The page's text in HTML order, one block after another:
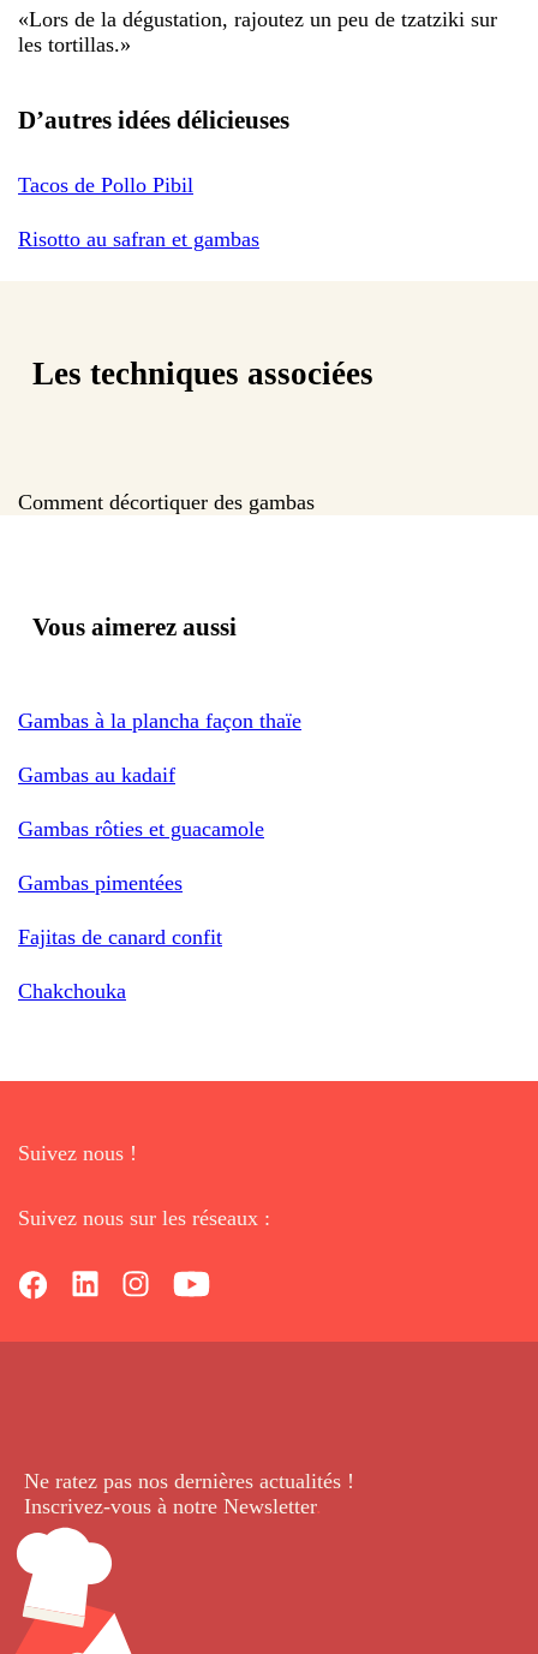
«Lors de la dégustation, rajoutez un peu de tzatziki sur
les tortillas.»
D’autres idées délicieuses
Tacos de Pollo Pibil
Risotto au safran et gambas
Les techniques associées
Comment décortiquer des gambas
Vous aimerez aussi
Gambas à la plancha façon thaïe
Gambas au kadaif
Gambas rôties et guacamole
Gambas pimentées
Fajitas de canard confit
Chakchouka
Suivez nous !
Suivez nous sur les réseaux :
Ne ratez pas nos dernières actualités !
Inscrivez-vous à notre Newsletter.